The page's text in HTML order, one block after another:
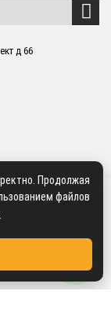
д 66
Продолжая
файлов